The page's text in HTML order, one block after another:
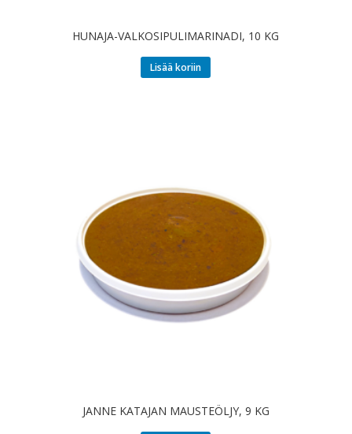
HUNAJA-VALKOSIPULIMARINADI, 10 KG
Lisää koriin
JANNE KATAJAN MAUSTEÖLJY, 9 KG